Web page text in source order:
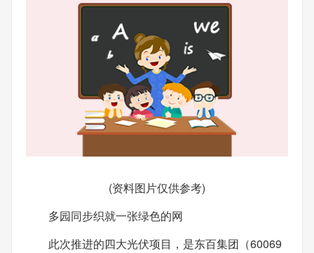
(资料图片仅供参考)
多园同步织就一张绿色的网
此次推进的四大光伏项目，是东百集团（60069